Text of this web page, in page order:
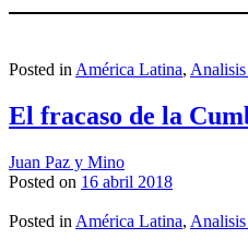
Posted in América Latina,
El fracaso de la
Juan Paz y Mino
Posted on 16 abril 2018
Posted in América Latina,